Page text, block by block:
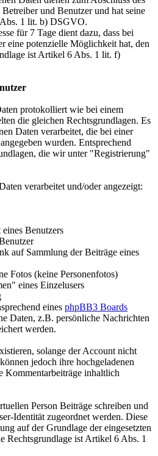
und Benutzer und hat seine
1 lit. b) DSGVO.
für 7 Tage dient dazu, dass bei
eine potenzielle Möglichkeit hat, den
ist Artikel 6 Abs. 1 lit. f)
protokolliert wie bei einem
die gleichen Rechtsgrundlagen. Es
Daten verarbeitet, die bei einer
wurden. Entsprechend
die wir unter "Registrierung"
verarbeitet und/oder angezeigt:
Benutzers
auf Sammlung der Beiträge eines
Fotos (keine Personenfotos)
eines Einzelusers
eines phpBB3 Boards
Daten, z.B. persönliche Nachrichten
werden.
solange der Account nicht
jedoch ihre hochgeladenen
Kommentarbeiträge inhaltlich
Person Beiträge schreiben und
Identität zugeordnet werden. Diese
auf der Grundlage der eingesetzten
Rechtsgrundlage ist Artikel 6 Abs. 1